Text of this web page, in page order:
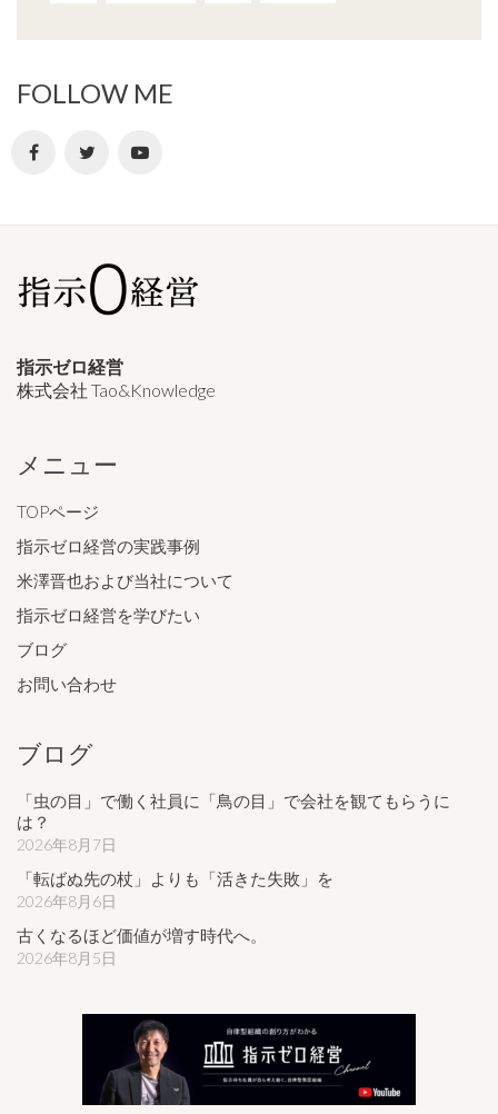
FOLLOW ME
指示ゼロ経営
株式会社 Tao&Knowledge
メニュー
TOPページ
指示ゼロ経営の実践事例
米澤晋也および当社について
指示ゼロ経営を学びたい
ブログ
お問い合わせ
ブログ
「虫の目」で働く社員に「鳥の目」で会社を観てもらうに
は？
2026年8月7日
「転ばぬ先の杖」よりも「活きた失敗」を
2026年8月6日
古くなるほど価値が増す時代へ。
2026年8月5日